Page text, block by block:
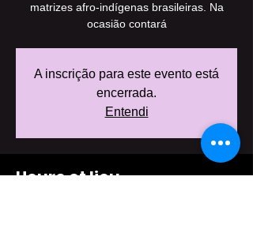
matrizes afro-indígenas brasileiras. Na
ocasião contará
A inscrição para este evento está
encerrada.
Entendi
Heure et lieu